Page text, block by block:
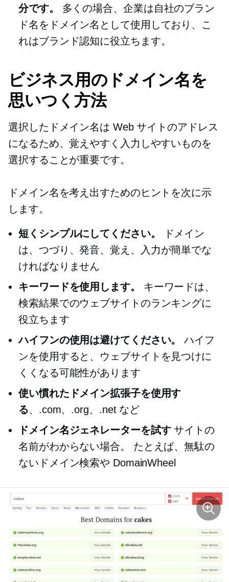
分です。
多くの場合、企業は自社のブラン
ド名をドメイン名として使用しており、こ
れはブランド認知に役立ちます。
ビジネス用のドメイン名を
思いつく方法
選択したドメイン名は Web サイトのアドレス
になるため、覚えやすく入力しやすいものを
選択することが重要です。
ドメイン名を考え出すためのヒントを次に示
します。
短くシンプルにしてください。
ドメイン
は、つづり、発音、覚え、入力が簡単でな
ければなりません
キーワードを使用します。
キーワードは、
検索結果でのウェブサイトのランキングに
役立ちます
ハイフンの使用は避けてください。
ハイフ
ンを使用すると、ウェブサイトを見つけに
くくなる可能性があります
使い慣れたドメイン拡張子を使用す
る、.com、.org、.net など
ドメイン名ジェネレーターを試すサイトの
名前がわからない場合。 たとえば、無駄の
ないドメイン検索や DomainWheel